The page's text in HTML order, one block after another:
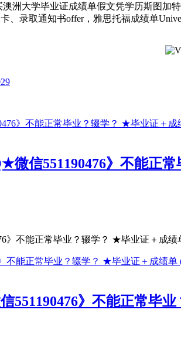
洲大学毕业证成绩单假文凭学历斯图
录取通知书offer，雅思托福成绩单
微信551190476》不能正
》不能正常毕业？辍学？ ★毕业证＋成
551190476》不能正常毕